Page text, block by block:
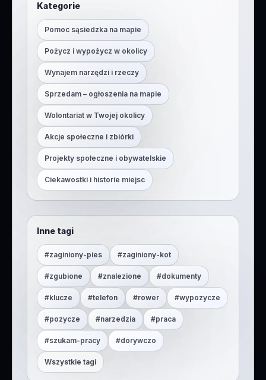
Kategorie
Pomoc sąsiedzka na mapie
Pożycz i wypożycz w okolicy
Wynajem narzędzi i rzeczy
Sprzedam – ogłoszenia na mapie
Wolontariat w Twojej okolicy
Akcje społeczne i zbiórki
Projekty społeczne i obywatelskie
Ciekawostki i historie miejsc
Inne tagi
#zaginiony-pies #zaginiony-kot
#zgubione #znalezione #dokumenty
#klucze #telefon #rower #wypozycze
#pozycze #narzedzia #praca
#szukam-pracy #dorywczo
Wszystkie tagi